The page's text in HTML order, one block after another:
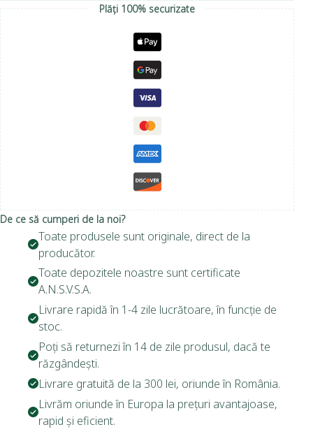
Plăți 100% securizate
De ce să cumperi de la noi?
Toate produsele sunt originale, direct de la
producător.
Toate depozitele noastre sunt certificate
A.N.S.V.S.A.
Livrare rapidă în 1-4 zile lucrătoare, în funcție de
stoc.
Poți să returnezi în 14 de zile produsul, dacă te
răzgândești.
Livrare gratuită de la 300 lei, oriunde în România.
Livrăm oriunde în Europa la prețuri avantajoase,
rapid și eficient.